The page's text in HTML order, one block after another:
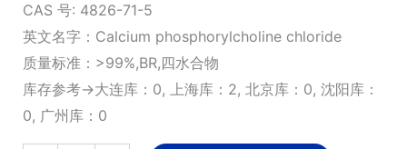
CAS 号: 4826-71-5
英文名字：Calcium phosphorylcholine chloride
质量标准：>99%,BR,四水合物
库存参考→大连库：0, 上海库：2, 北京库：0, 沈阳库：
0, 广州库：0